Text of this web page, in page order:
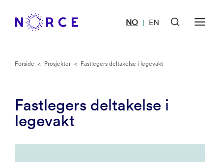
NO | EN
Forside < Prosjekter < Fastlegers deltakelse i legevakt
Fastlegers deltakelse i
legevakt